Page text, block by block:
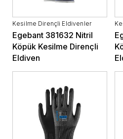
Kesilme Dirençli Eldivenler
Egebant 381632 Nitril
Köpük Kesilme Dirençli
Eldiven